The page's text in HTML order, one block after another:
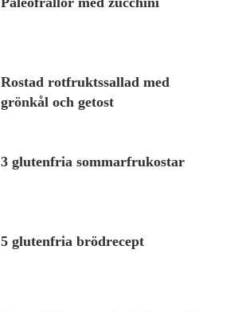
Rostad rotfruktssallad med
grönkål och getost
3 glutenfria sommarfrukostar
5 glutenfria brödrecept